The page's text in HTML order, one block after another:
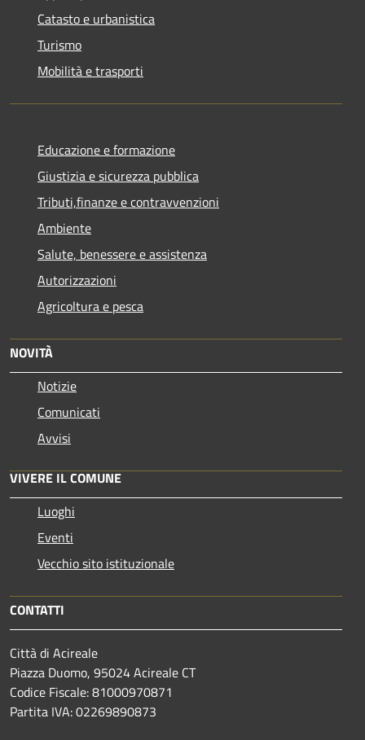
Catasto e urbanistica
Turismo
Mobilità e trasporti
Educazione e formazione
Giustizia e sicurezza pubblica
Tributi,finanze e contravvenzioni
Ambiente
Salute, benessere e assistenza
Autorizzazioni
Agricoltura e pesca
NOVITÀ
Notizie
Comunicati
Avvisi
VIVERE IL COMUNE
Luoghi
Eventi
Vecchio sito istituzionale
CONTATTI
Città di Acireale
Piazza Duomo, 95024 Acireale CT
Codice Fiscale: 81000970871
Partita IVA: 02269890873